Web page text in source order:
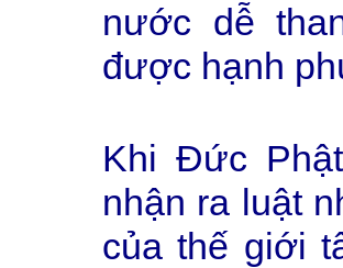
nước dễ
được hạnh
Khi Đức
nhận ra luật
của thế giới